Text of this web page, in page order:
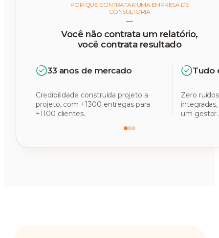
POR QUE CONTRATAR UMA EMPRESA DE
CONSULTORIA
Você não contrata um relatório,
você contrata resultado
33 anos de mercado
Credibilidade construída projeto a
projeto, com +1300 entregas para
+1100 clientes.
Tudo
Zero
um gestor.